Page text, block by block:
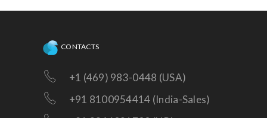
potrebujete doplnky!
CONTACTS
+1 (469) 983-0448 (USA)
+91 8100954414 (India-Sales)